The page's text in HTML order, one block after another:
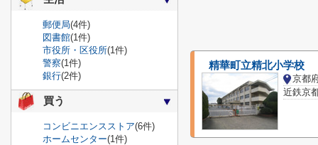
精華町立精北小学校
近鉄京
郵便局(4件)
図書館(1件)
市役所・区役所(1件)
警察(1件)
銀行(2件)
買う
コンビニエンスストア(6件)
ホームセンター(1件)